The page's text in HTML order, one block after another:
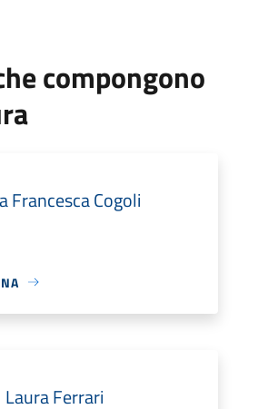
compongono
Francesca Cogoli
Laura Ferrari